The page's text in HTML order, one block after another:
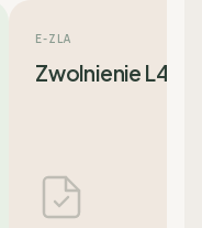
E-ZLA
Zwolnienie L4